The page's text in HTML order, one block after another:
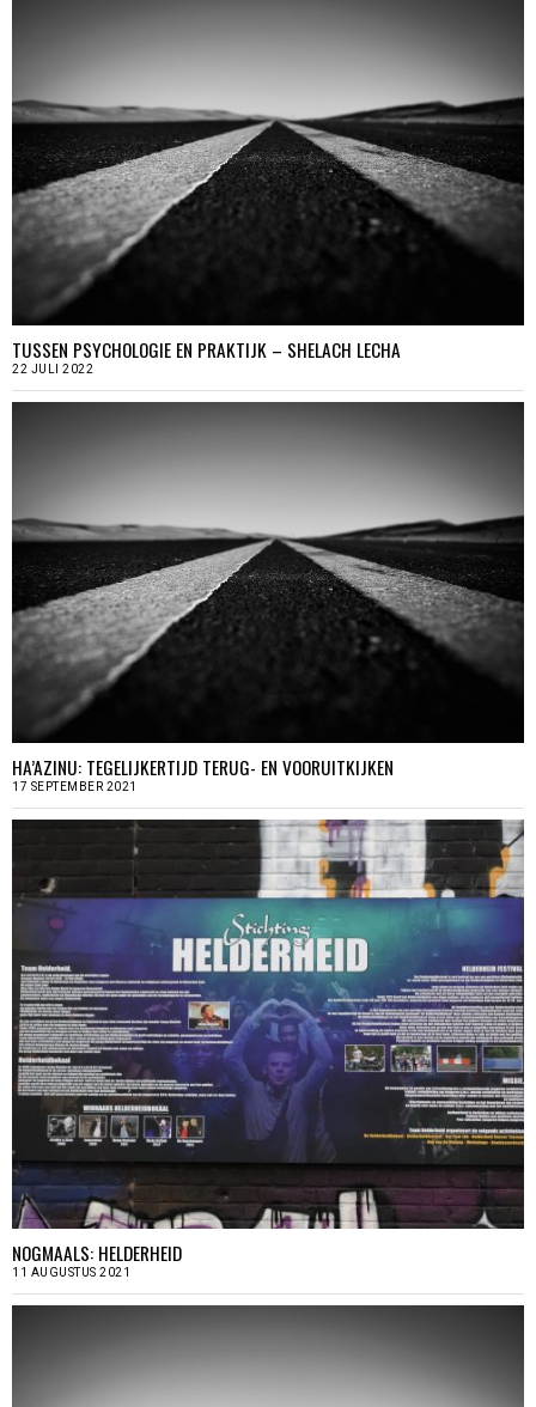
TUSSEN PSYCHOLOGIE EN PRAKTIJK – SHELACH LECHA
22 JULI 2022
HA’AZINU: TEGELIJKERTIJD TERUG- EN VOORUITKIJKEN
17 SEPTEMBER 2021
NOGMAALS: HELDERHEID
11 AUGUSTUS 2021